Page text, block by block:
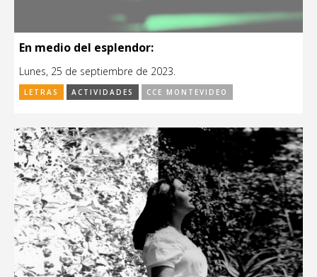
En medio del esplendor:
Lunes, 25 de septiembre de 2023.
LETRAS ACTIVIDADES CCE MONTEVIDEO